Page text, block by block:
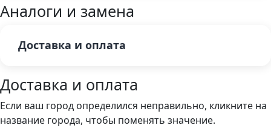
Аналоги и замена
Доставка и оплата
Доставка и оплата
Если ваш город определился неправильно, кликните на
название города, чтобы поменять значение.